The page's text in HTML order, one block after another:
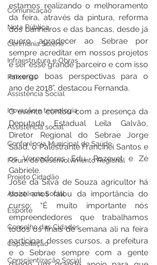
Comunicação
Nota Pública
Cerimônia Solene
Infraestrutura e Obras
Parcerias
Assistência Social
Inovação e tecnologia
Assistência social
Conferência Municipal de Saúde
Fórum de Desenvolvimento Regional
Projeto Cidadão
Assistência Social
Esporte
Conselho das Cidades
Capacitação
Conscientização Social
estamos realizando o melhoramento
da feira, através da pintura, reforma
dos banheiros e das bancas, desde já
quero agradecer ao Sebrae por
sempre acreditar em nossos projetos
e ser esse grande parceiro e com isso
enxergo boas perspectivas para o
ano de 2018”, destacou Fernanda.
O evento contou com a presença da
Deputada Estadual Leila Galvão,
Diretor Regional do Sebrae Jorge
Saad, o Palestrante Francinei Santos e
os Vereadores Edu, Rozevet e Zé
Gabriele.
José da Silva de Souza agricultor há
doze anos falou da importância do
curso: “É muito importante nós
empreendedores que trabalhamos
todos os finais de semana ali na feira
participar desses cursos, a prefeitura
e o Sebrae sempre com a gente